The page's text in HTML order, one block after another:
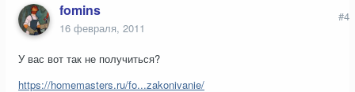
fomins
16 февраля, 2011
#4
У вас вот так не получиться?
https://homemasters.ru/fo...zakonivanie/